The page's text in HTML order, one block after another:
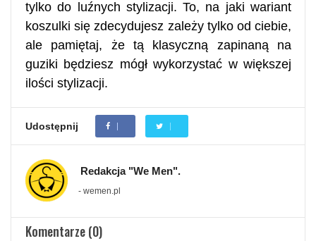
tylko do luźnych stylizacji. To, na jaki wariant
koszulki się zdecydujesz zależy tylko od ciebie,
ale pamiętaj, że tą klasyczną zapinaną na
guziki będziesz mógł wykorzystać w większej
ilości stylizacji.
Udostępnij
Redakcja "We Men".
- wemen.pl
Komentarze (0)